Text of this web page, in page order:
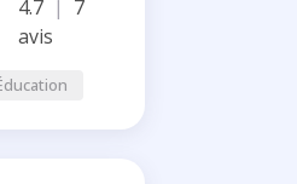
4.7 | 7
avis